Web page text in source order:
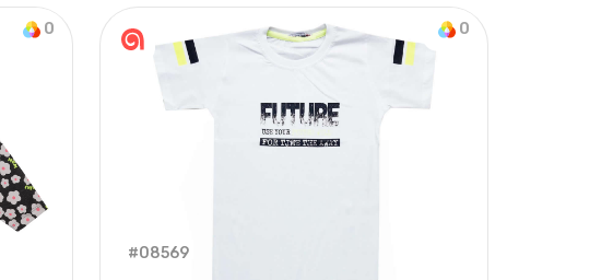
2-5 Years
0 0
#08569